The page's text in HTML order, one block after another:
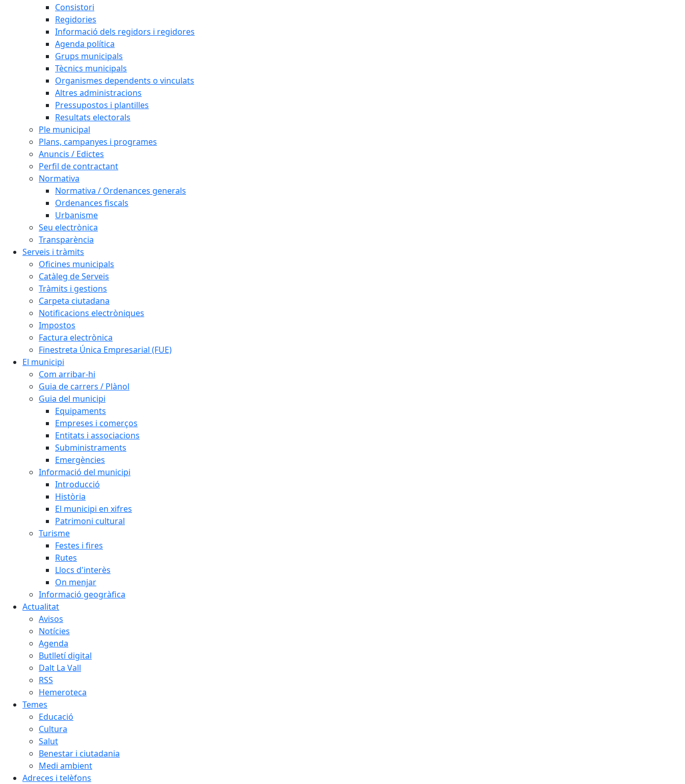
Consistori
Regidories
Informació dels regidors i regidores
Agenda política
Grups municipals
Tècnics municipals
Organismes dependents o vinculats
Altres administracions
Pressupostos i plantilles
Resultats electorals
Ple municipal
Plans, campanyes i programes
Anuncis / Edictes
Perfil de contractant
Normativa
Normativa / Ordenances generals
Ordenances fiscals
Urbanisme
Seu electrònica
Transparència
Serveis i tràmits
Oficines municipals
Catàleg de Serveis
Tràmits i gestions
Carpeta ciutadana
Notificacions electròniques
Impostos
Factura electrònica
Finestreta Única Empresarial (FUE)
El municipi
Com arribar-hi
Guia de carrers / Plànol
Guia del municipi
Equipaments
Empreses i comerços
Entitats i associacions
Subministraments
Emergències
Informació del municipi
Introducció
Història
El municipi en xifres
Patrimoni cultural
Turisme
Festes i fires
Rutes
Llocs d'interès
On menjar
Informació geogràfica
Actualitat
Avisos
Notícies
Agenda
Butlletí digital
Dalt La Vall
RSS
Hemeroteca
Temes
Educació
Cultura
Salut
Benestar i ciutadania
Medi ambient
Adreces i telèfons